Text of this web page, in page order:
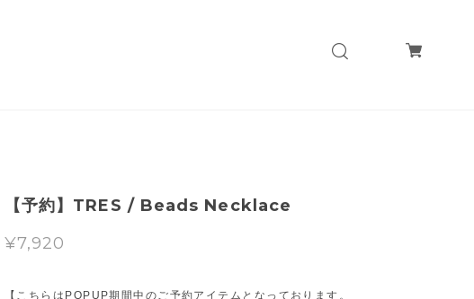
【予約】TRES / Beads Necklace
¥7,920
【こちらはPOPUP期間中のご予約アイテムとなっております。